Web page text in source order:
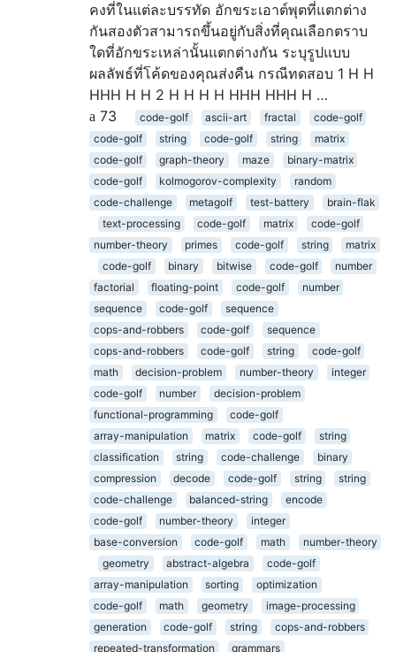
คงที่ในแต่ละบรรทัด อักขระเอาต์พุตที่แตกต่าง
กันสองตัวสามารถขึ้นอยู่กับสิ่งที่คุณเลือกตราบ
ใดที่อักขระเหล่านั้นแตกต่างกัน ระบุรูปแบบ
ผลลัพธ์ที่โค้ดของคุณส่งคืน กรณีทดสอบ 1 H H
HHH H H 2 H H H H HHH HHH H …
73
code-golf ascii-art fractal
code-golf
code-golf
string code-golf string
matrix
code-golf
graph-theory maze
binary-matrix
code-golf
kolmogorov-complexity
random
code-challenge
metagolf test-battery
brain-flak
text-processing
code-golf matrix
code-golf
number-theory
primes code-golf string
matrix
code-golf
binary bitwise code-golf
number
factorial
floating-point code-golf
number
sequence
code-golf
sequence
cops-and-robbers
code-golf
sequence
cops-and-robbers
code-golf string
code-golf
math
decision-problem number-theory
integer
code-golf
number
decision-problem
functional-programming
code-golf
array-manipulation
matrix code-golf
string
classification
string code-challenge
binary
compression
decode code-golf string
string
code-challenge
balanced-string
encode
code-golf
number-theory
integer
base-conversion
code-golf math
number-theory
geometry
abstract-algebra
code-golf
array-manipulation
sorting
optimization
code-golf
math geometry
image-processing
generation
code-golf string
cops-and-robbers
repeated-transformation
grammars